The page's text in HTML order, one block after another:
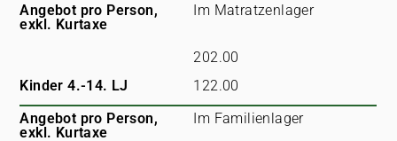
Angebot pro Person,
exkl. Kurtaxe
Im Matratzenlager
202.00
Kinder 4.-14. LJ
122.00
Angebot pro Person,
exkl. Kurtaxe
Im Familienlager